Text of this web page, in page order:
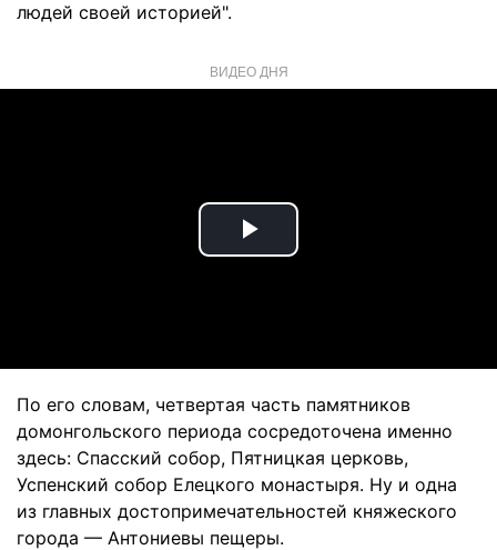
людей своей историей".
ВИДЕО ДНЯ
Play
По его словам, четвертая часть памятников
домонгольского периода сосредоточена именно
здесь: Спасский собор, Пятницкая церковь,
Успенский собор Елецкого монастыря. Ну и одна
из главных достопримечательностей княжеского
города — Антониевы пещеры.